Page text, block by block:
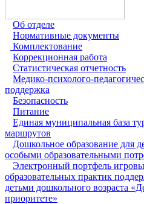
Об отделе
Нормативные документы
Комплектование
Коррекционная работа
Статистическая отчетность
Медико-психолого-
поддержка
Безопасность
Питание
Единая муниципальная база
маршрутов
Дошкольное образование для
особыми образовательными
Электронный портфель
образовательных практик
детьми дошкольного возраста
приоритете»